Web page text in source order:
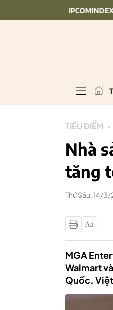
UPCOMINDEX:126.99
TIÊU ĐIỂM
Nhà
tăng
Thứ Sáu, 14/
MGA
Walmart
Quốc.